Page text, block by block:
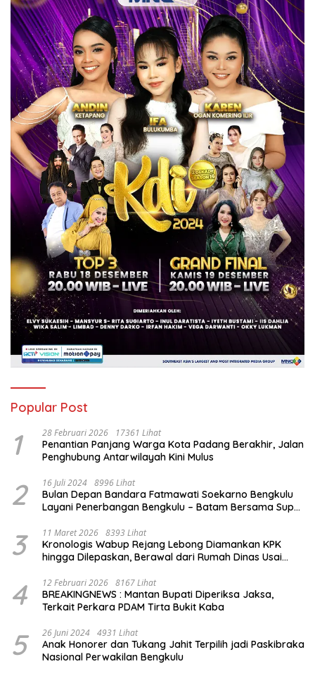
Popular Post
1 28 Februari 2026 17361 Lihat
Penantian Panjang Warga Kota Padang Berakhir, Jalan
Penghubung Antarwilayah Kini Mulus
2 16 Juli 2024 8996 Lihat
Bulan Depan Bandara Fatmawati Soekarno Bengkulu
Layani Penerbangan Bengkulu – Batam Bersama Super
3 11 Maret 2026 8393 Lihat
Kronologis Wabup Rejang Lebong Diamankan KPK
hingga Dilepaskan, Berawal dari Rumah Dinas Usai
4 12 Februari 2026 8167 Lihat
BREAKINGNEWS : Mantan Bupati Diperiksa Jaksa,
Terkait Perkara PDAM Tirta Bukit Kaba
5 26 Juni 2024 4931 Lihat
Anak Honorer dan Tukang Jahit Terpilih jadi Paskibraka
Nasional Perwakilan Bengkulu